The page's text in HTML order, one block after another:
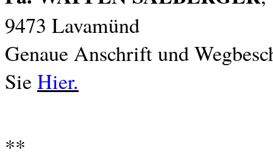
9473 Lavamünd
Genaue Anschrift und
SieHier.
**